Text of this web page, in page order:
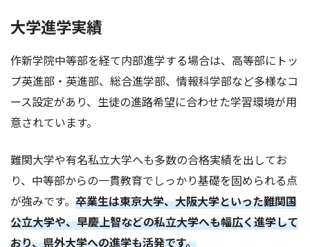
大学進学実績
作新学院中等部を経て内部進学する場合は、高等部にトッ
プ英進部・英進部、総合進学部、情報科学部など多様なコ
ース設定があり、生徒の進路希望に合わせた学習環境が用
意されています。
難関大学や有名私立大学へも多数の合格実績を出してお
り、中等部からの一貫教育でしっかり基礎を固められる点
が強みです。 卒業生は東京大学、大阪大学といった難関国
公立大学や、早慶上智などの私立大学へも幅広く進学して
おり、県外大学への進学も活発です。